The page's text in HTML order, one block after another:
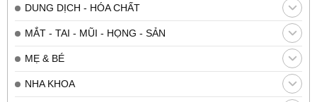
DUNG DỊCH - HÓA CHẤT
MẮT - TAI - MŨI - HỌNG - SẢN
MẸ & BÉ
NHA KHOA